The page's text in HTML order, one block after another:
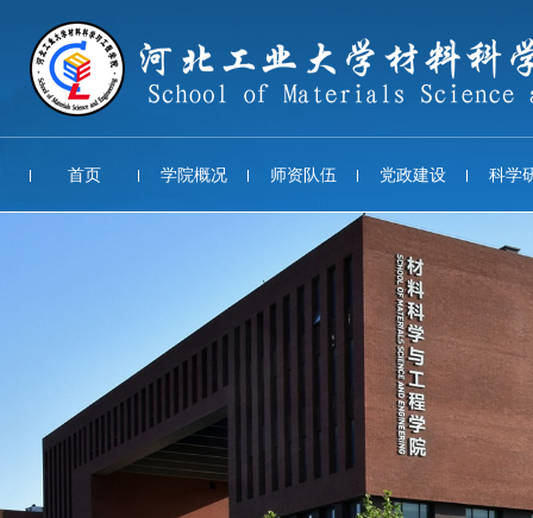
首页 学院概况 师资队伍 党政建设 科学